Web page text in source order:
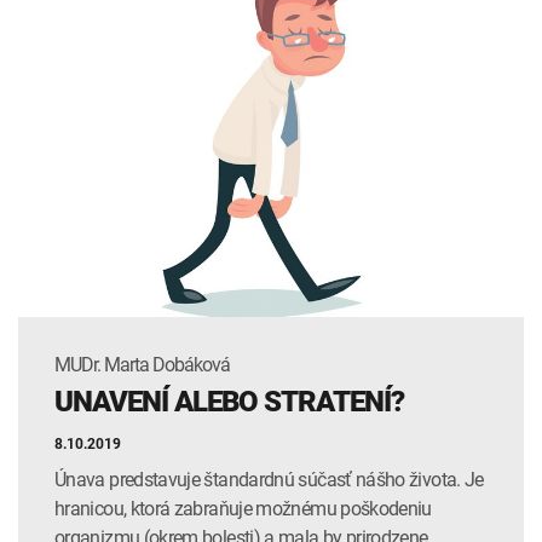
čo znamená prekonať náhlu cievnu mozgovú príhodu.
Náš prevádzkový riaditeľ, RNDr. Jozef Marčišin, MSc., nám
predstavil unikátne prístrojové vybavenie, ktoré od jari kraľuje
nášmu najvyťaženejšiemu Centrálnemu laboratóriu – VÝCHOD
v Stropkove. Vyspovedali sme aj RNDr. Renátu Zemjarovú
Mezenskú, manažérku Laboratória lekárskej genetiky na
Poliankach v Bratislave, ktorá nám prezradila, ako vidí
budúcnosť genetiky a na ktoré novinky v našom portfóliu
genetických vyšetrení sa môžu tešiť naši klienti. Okrem
rozhovorov v tejto časti samozrejme nájdete aj obohacujúce
blogy od našich stálych prispievateľov či aktuálne informácie
z prostredia našej firmy.
Prajeme vám príjemné čítanie a čarovné leto plné zážitkov!
MUDr. Marta Dobáková
UNAVENÍ ALEBO STRATENÍ?
8.10.2019
Únava predstavuje štandardnú súčasť nášho života. Je
hranicou, ktorá zabraňuje možnému poškodeniu
organizmu (okrem bolesti) a mala by prirodzene